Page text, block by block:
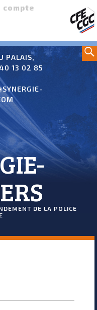
compte
PALAIS,
13 02 85
DE LA POLICE